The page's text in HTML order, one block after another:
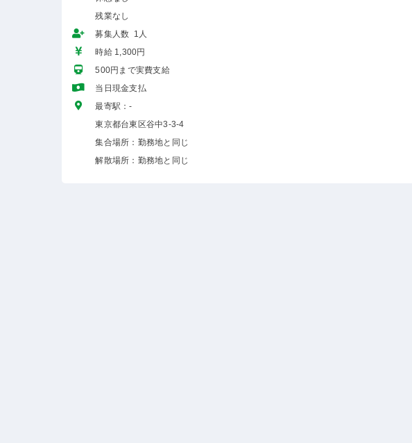
残業なし
募集人数 1人
時給 1,300円
500円まで実費支給
当日現金支払
最寄駅：-
東京都台東区谷中3-3-4
集合場所：勤務地と同じ
解散場所：勤務地と同じ